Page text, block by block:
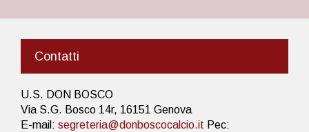
Contatti
U.S. DON BOSCO
Via S.G. Bosco 14r, 16151 Genova
E-mail: segreteria@donboscocalcio.it Pec: